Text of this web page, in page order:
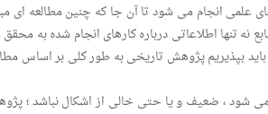
انجام می شود تا آن جا که چنین مطالعه ای
نه تنها اطلاعاتی درباره کارهای انجام شده به
باید بپذیریم پژوهش تاریخی به طور کلی بر اساس
می شود ، ضعیف و یا حتی خالی از اشکال نباشد ؛